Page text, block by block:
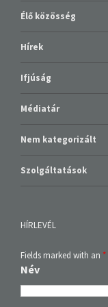
Élő közösség
Hírek
Ifjúság
Médiatár
Nem kategorizált
Szolgáltatások
HÍRLEVÉL
Fields marked with an *
Név